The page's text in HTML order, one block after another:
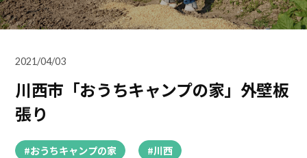
2021/04/03
川西市「おうちキャンプの家」外壁板
張り
#おうちキャンプの家 #川西